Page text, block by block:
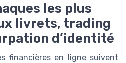
les plus
livrets, trading
d’identité
financières en ligne suivent